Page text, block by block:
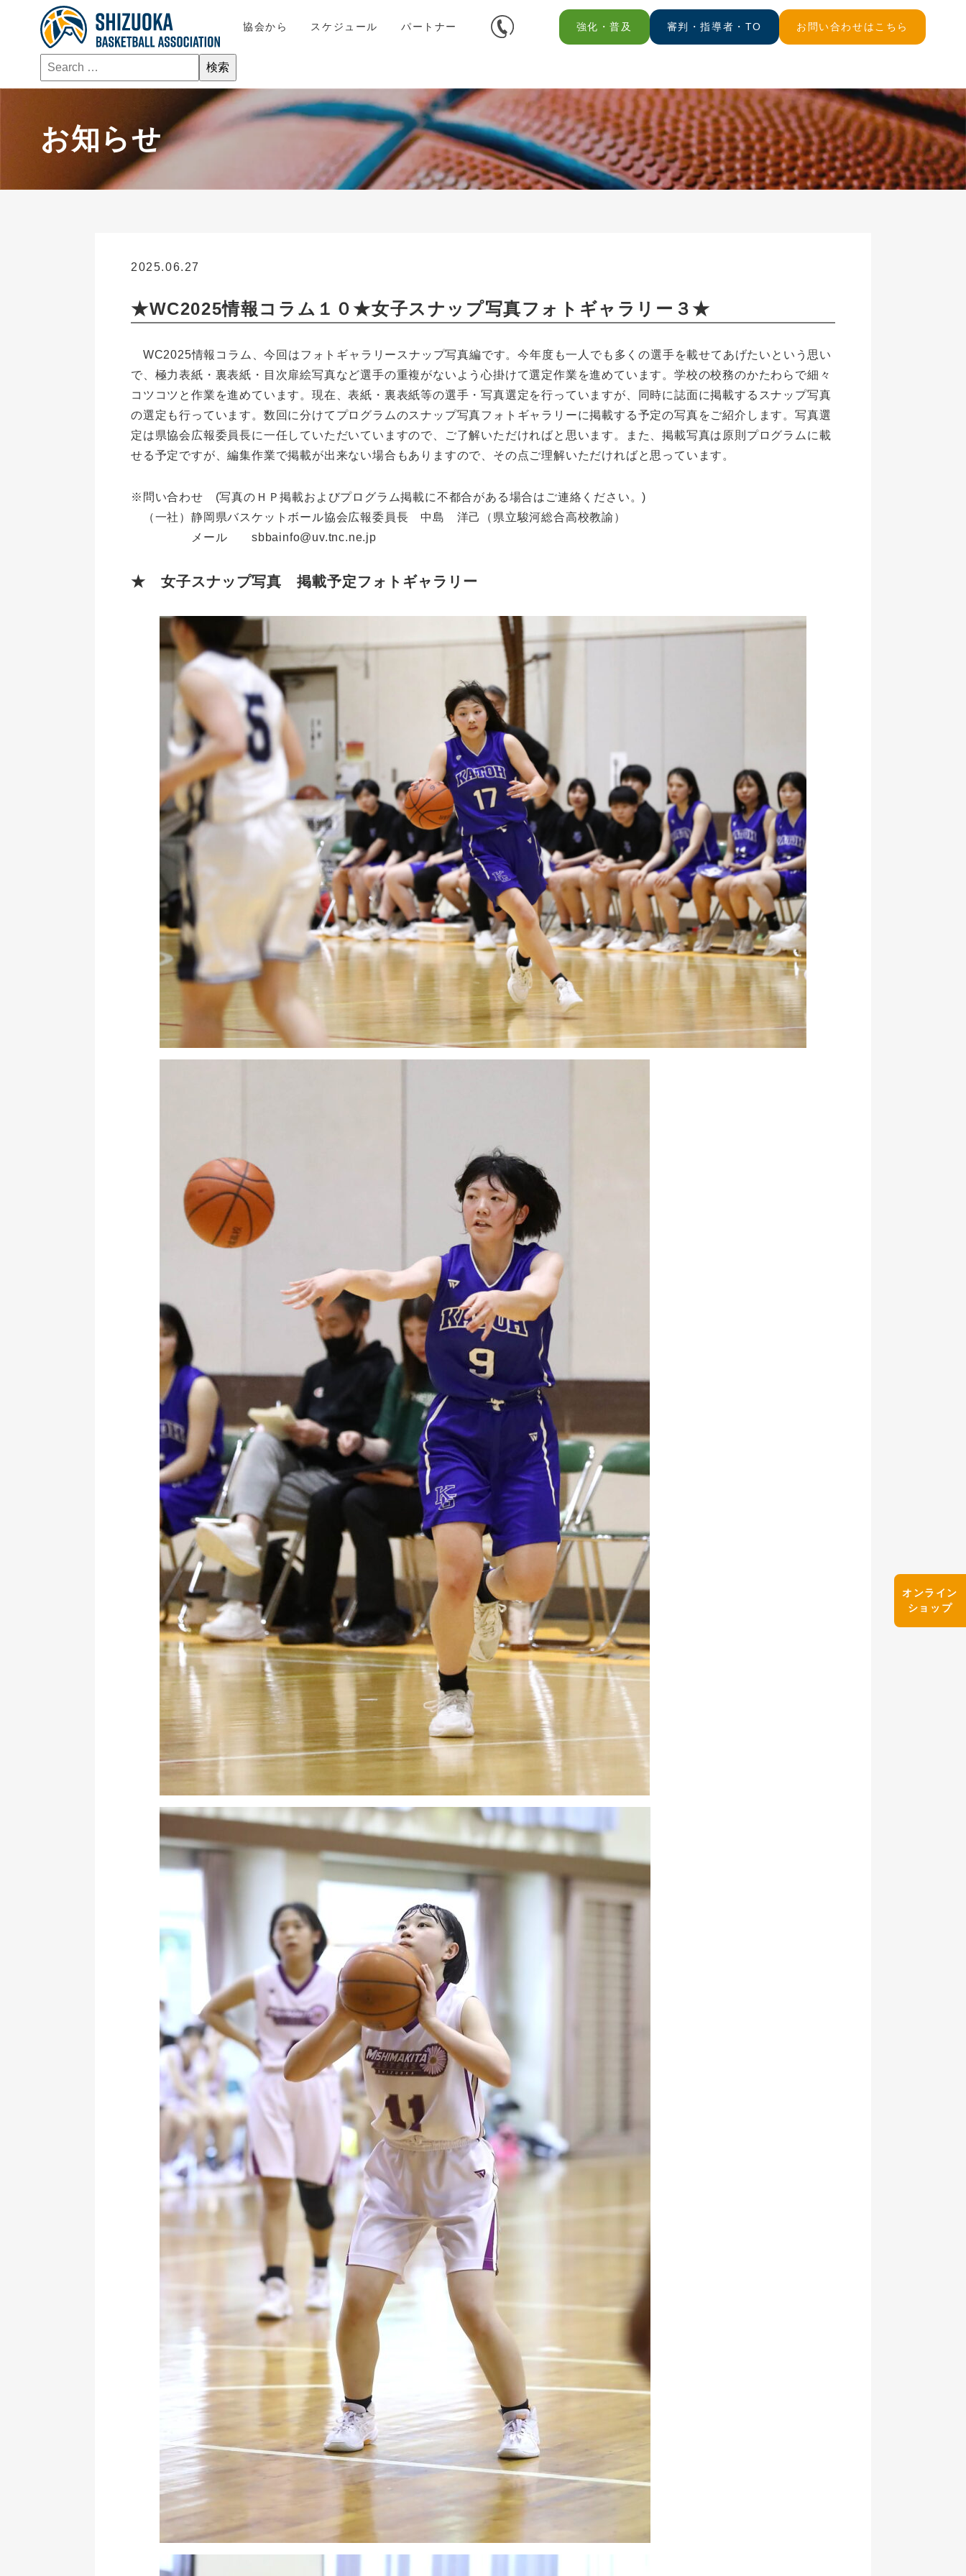
協会から スケジュール パートナー 強化・普及 審判・指導者・TO お問い合わせはこちら
オンライン
ショップ
お知らせ
2025.06.27
★WC2025情報コラム１０★女子スナップ写真フォトギャラリー３★
WC2025情報コラム、今回はフォトギャラリースナップ写真編です。今年度も一人でも多くの選手を載せてあげたいという思い
で、極力表紙・裏表紙・目次扉絵写真など選手の重複がないよう心掛けて選定作業を進めています。学校の校務のかたわらで細々
コツコツと作業を進めています。現在、表紙・裏表紙等の選手・写真選定を行っていますが、同時に誌面に掲載するスナップ写真
の選定も行っています。数回に分けてプログラムのスナップ写真フォトギャラリーに掲載する予定の写真をご紹介します。写真選
定は県協会広報委員長に一任していただいていますので、ご了解いただければと思います。また、掲載写真は原則プログラムに載
せる予定ですが、編集作業で掲載が出来ない場合もありますので、その点ご理解いただければと思っています。
※問い合わせ (写真のＨＰ掲載およびプログラム掲載に不都合がある場合はご連絡ください。)
（一社）静岡県バスケットボール協会広報委員長 中島 洋己（県立駿河総合高校教諭）
メール sbbainfo@uv.tnc.ne.jp
★ 女子スナップ写真 掲載予定フォトギャラリー